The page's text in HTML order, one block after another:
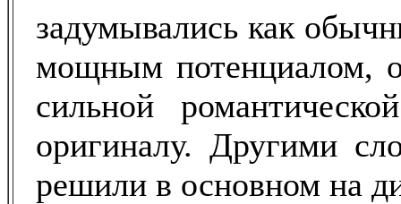
задумывались как
мощным потенциалом,
сильной
оригиналу. Другими
решили в основном на